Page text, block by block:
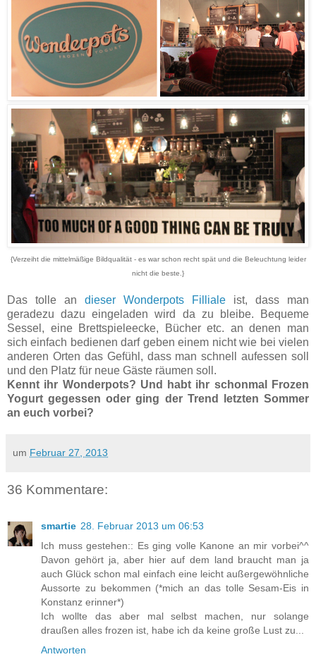
{Verzeiht die mittelmäßige Bildqualität - es war schon recht spät und die Beleuchtung leider
nicht die beste.}
Das tolle an dieser Wonderpots Filliale ist, dass man
geradezu dazu eingeladen wird da zu bleibe. Bequeme
Sessel, eine Brettspieleecke, Bücher etc. an denen man
sich einfach bedienen darf geben einem nicht wie bei vielen
anderen Orten das Gefühl, dass man schnell aufessen soll
und den Platz für neue Gäste räumen soll.
Kennt ihr Wonderpots? Und habt ihr schonmal Frozen
Yogurt gegessen oder ging der Trend letzten Sommer
an euch vorbei?
um Februar 27, 2013
36 Kommentare:
smartie 28. Februar 2013 um 06:53
Ich muss gestehen:: Es ging volle Kanone an mir vorbei^^
Davon gehört ja, aber hier auf dem land braucht man ja
auch Glück schon mal einfach eine leicht außergewöhnliche
Aussorte zu bekommen (*mich an das tolle Sesam-Eis in
Konstanz erinner*)
Ich wollte das aber mal selbst machen, nur solange
draußen alles frozen ist, habe ich da keine große Lust zu...
Antworten